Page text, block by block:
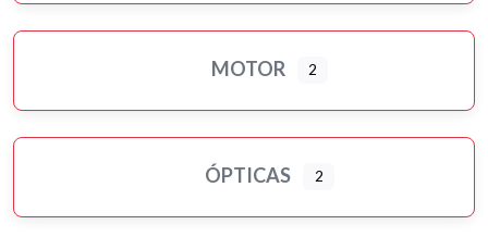
MOTOR 2
ÓPTICAS 2